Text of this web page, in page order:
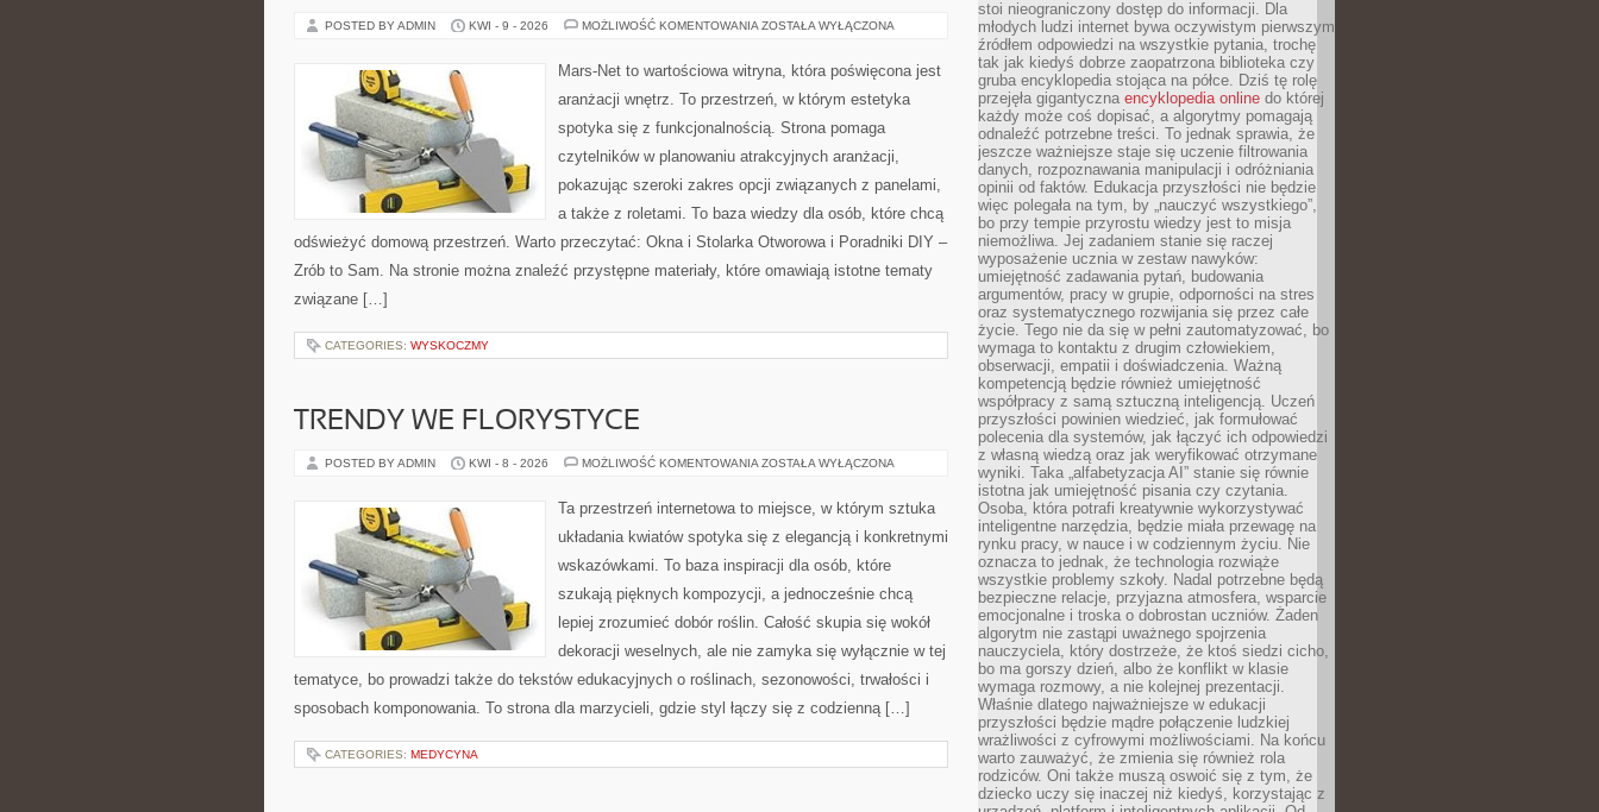
POSTED BY ADMIN KWI - 9 - 2026 MOŻLIWOŚĆ KOMENTOWANIA ROLETY,
ZASŁONY
ZOSTAŁA WYŁĄCZONA
Mars-Net to wartościowa witryna, która poświęcona jest
aranżacji wnętrz. To przestrzeń, w którym estetyka
spotyka się z funkcjonalnością. Strona pomaga
czytelników w planowaniu atrakcyjnych aranżacji,
pokazując szeroki zakres opcji związanych z panelami,
a także z roletami. To baza wiedzy dla osób, które chcą
odświeżyć domową przestrzeń. Warto przeczytać: Okna i Stolarka Otworowa i Poradniki DIY –
Zrób to Sam. Na stronie można znaleźć przystępne materiały, które omawiają istotne tematy
związane […]
CATEGORIES: WYSKOCZMY
TRENDY WE FLORYSTYCE
POSTED BY ADMIN KWI - 8 - 2026 MOŻLIWOŚĆ KOMENTOWANIA TRENDY
ZOSTAŁA WYŁĄCZONA
Ta przestrzeń internetowa to miejsce, w którym sztuka
układania kwiatów spotyka się z elegancją i konkretnymi
wskazówkami. To baza inspiracji dla osób, które
szukają pięknych kompozycji, a jednocześnie chcą
lepiej zrozumieć dobór roślin. Całość skupia się wokół
dekoracji weselnych, ale nie zamyka się wyłącznie w tej
tematyce, bo prowadzi także do tekstów edukacyjnych o roślinach, sezonowości, trwałości i
sposobach komponowania. To strona dla marzycieli, gdzie styl łączy się z codzienną […]
CATEGORIES: MEDYCYNA
stoi nieograniczony dostęp do informacji. Dla
młodych ludzi internet bywa oczywistym pierwszym
źródłem odpowiedzi na wszystkie pytania, trochę
tak jak kiedyś dobrze zaopatrzona biblioteka czy
gruba encyklopedia stojąca na półce. Dziś tę rolę
przejęła gigantyczna encyklopedia online do której
każdy może coś dopisać, a algorytmy pomagają
odnaleźć potrzebne treści. To jednak sprawia, że
jeszcze ważniejsze staje się uczenie filtrowania
danych, rozpoznawania manipulacji i odróżniania
opinii od faktów. Edukacja przyszłości nie będzie
więc polegała na tym, by „nauczyć wszystkiego”,
bo przy tempie przyrostu wiedzy jest to misja
niemożliwa. Jej zadaniem stanie się raczej
wyposażenie ucznia w zestaw nawyków:
umiejętność zadawania pytań, budowania
argumentów, pracy w grupie, odporności na stres
oraz systematycznego rozwijania się przez całe
życie. Tego nie da się w pełni zautomatyzować, bo
wymaga to kontaktu z drugim człowiekiem,
obserwacji, empatii i doświadczenia. Ważną
kompetencją będzie również umiejętność
współpracy z samą sztuczną inteligencją. Uczeń
przyszłości powinien wiedzieć, jak formułować
polecenia dla systemów, jak łączyć ich odpowiedzi
z własną wiedzą oraz jak weryfikować otrzymane
wyniki. Taka „alfabetyzacja AI” stanie się równie
istotna jak umiejętność pisania czy czytania.
Osoba, która potrafi kreatywnie wykorzystywać
inteligentne narzędzia, będzie miała przewagę na
rynku pracy, w nauce i w codziennym życiu. Nie
oznacza to jednak, że technologia rozwiąże
wszystkie problemy szkoły. Nadal potrzebne będą
bezpieczne relacje, przyjazna atmosfera, wsparcie
emocjonalne i troska o dobrostan uczniów. Żaden
algorytm nie zastąpi uważnego spojrzenia
nauczyciela, który dostrzeże, że ktoś siedzi cicho,
bo ma gorszy dzień, albo że konflikt w klasie
wymaga rozmowy, a nie kolejnej prezentacji.
Właśnie dlatego najważniejsze w edukacji
przyszłości będzie mądre połączenie ludzkiej
wrażliwości z cyfrowymi możliwościami. Na końcu
warto zauważyć, że zmienia się również rola
rodziców. Oni także muszą oswoić się z tym, że
dziecko uczy się inaczej niż kiedyś, korzystając z